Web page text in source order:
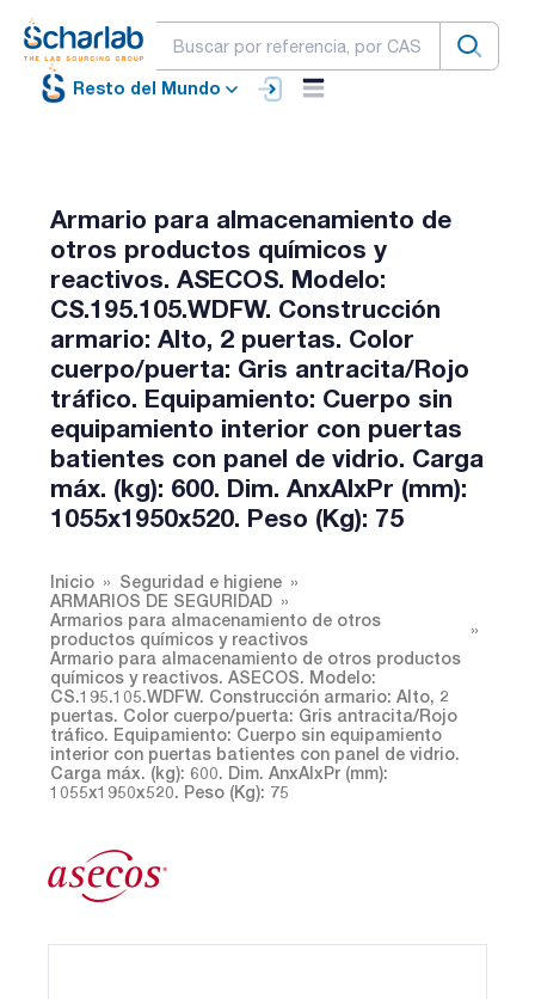
Resto del Mundo
Armario para almacenamiento de
otros productos químicos y
reactivos. ASECOS. Modelo:
CS.195.105.WDFW. Construcción
armario: Alto, 2 puertas. Color
cuerpo/puerta: Gris antracita/Rojo
tráfico. Equipamiento: Cuerpo sin
equipamiento interior con puertas
batientes con panel de vidrio. Carga
máx. (kg): 600. Dim. AnxAlxPr (mm):
1055x1950x520. Peso (Kg): 75
Inicio
Seguridad e higiene
ARMARIOS DE SEGURIDAD
Armarios para almacenamiento de otros
productos químicos y reactivos
Armario para almacenamiento de otros productos
químicos y reactivos. ASECOS. Modelo:
CS.195.105.WDFW. Construcción armario: Alto, 2
puertas. Color cuerpo/puerta: Gris antracita/Rojo
tráfico. Equipamiento: Cuerpo sin equipamiento
interior con puertas batientes con panel de vidrio.
Carga máx. (kg): 600. Dim. AnxAlxPr (mm):
1055x1950x520. Peso (Kg): 75